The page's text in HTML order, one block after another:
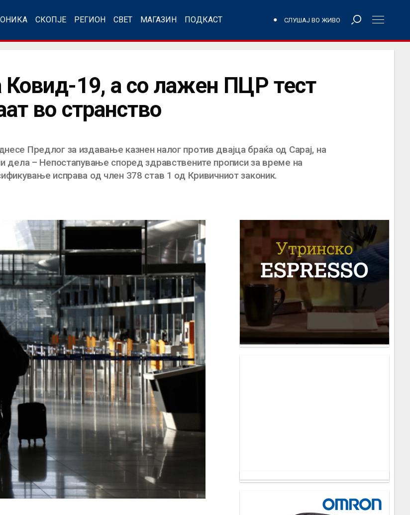
СКОПЈЕ РЕГИОН СВЕТ МАГАЗИН ПОДКАСТ СЛУШАЈ ВО ЖИВО
Ковид-19, а со лажен ПЦР тест
во странство
Предлог за издавање казнен налог против двајца браќа од Сарај, на
дела – Непостапување според здравствените прописи за време на
исправа од член 378 став 1 од Кривичниот законик.